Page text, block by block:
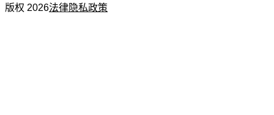
版权 2026法律隐私政策